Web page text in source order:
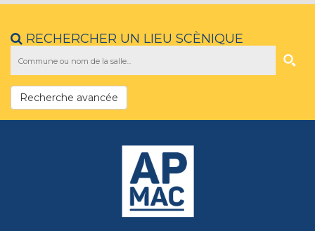
RECHERCHER UN LIEU SCÈNIQUE
Recherche avancée